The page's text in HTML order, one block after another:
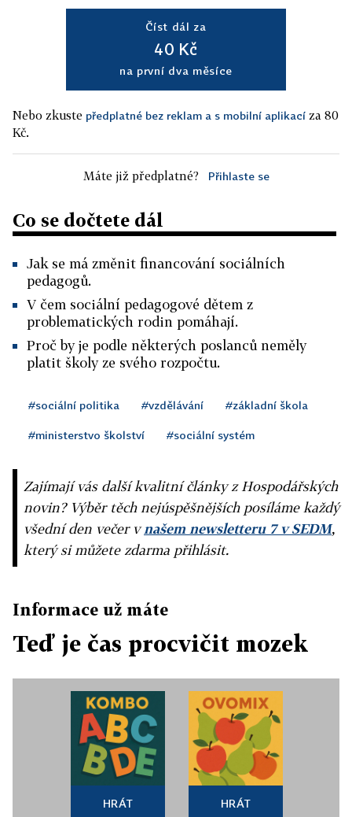
Číst dál za
40 Kč
na první dva měsíce
Nebo zkuste předplatné bez reklam a s mobilní aplikací za 80
Kč.
Máte již předplatné? Přihlaste se
Co se dočtete dál
Jak se má změnit financování sociálních
pedagogů.
V čem sociální pedagogové dětem z
problematických rodin pomáhají.
Proč by je podle některých poslanců neměly
platit školy ze svého rozpočtu.
#sociální politika #vzdělávání #základní škola
#ministerstvo školství #sociální systém
Zajímají vás další kvalitní články z Hospodářských
novin? Výběr těch nejúspěšnějších posíláme každý
všední den večer vnašem newsletteru 7 v SEDM,
který si můžete zdarma přihlásit.
Informace už máte
Teď je čas procvičit mozek
HRÁT HRÁT